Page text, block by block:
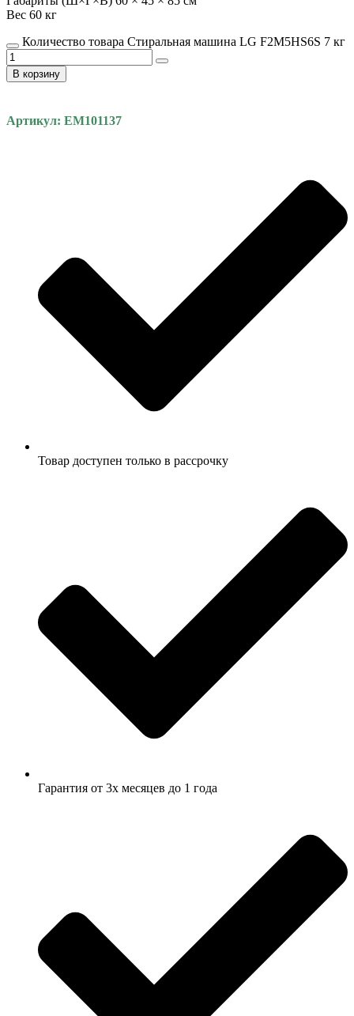
Вес 60 кг
Количество товара Стиральная машина LG F2M5HS6S 7 кг
В корзину
Артикул: EM101137
Товар доступен только в рассрочку
Гарантия от 3х месяцев до 1 года